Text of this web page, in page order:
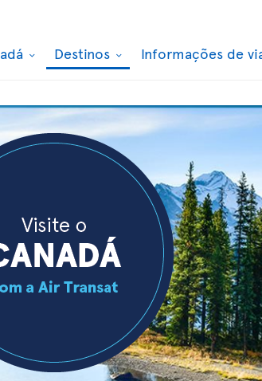
Destinos Informações de